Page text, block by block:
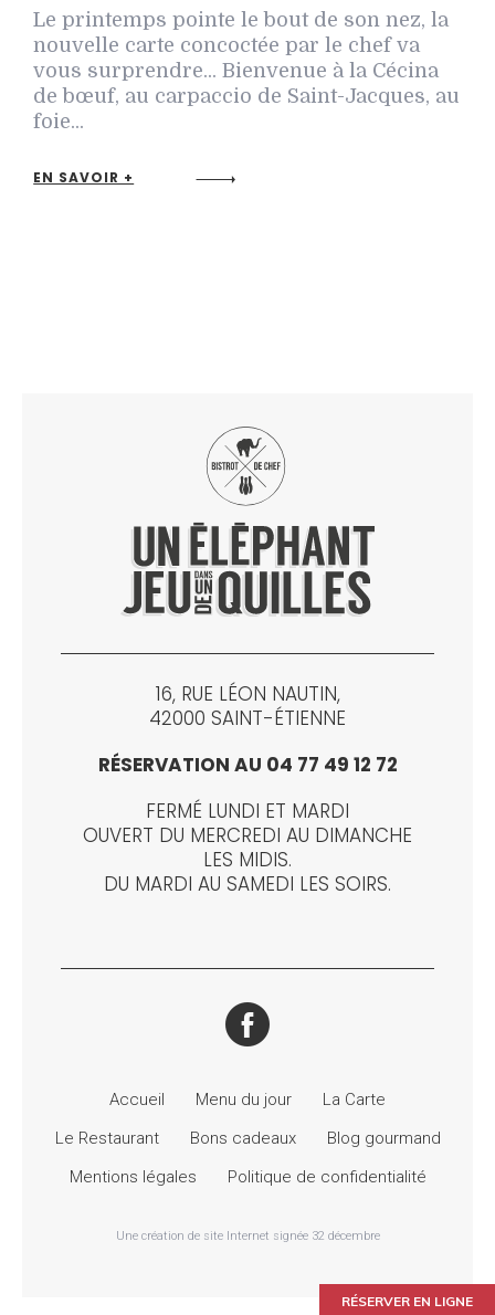
Le printemps pointe le bout de son nez, la
nouvelle carte concoctée par le chef va
vous surprendre... Bienvenue à la Cécina
de bœuf, au carpaccio de Saint-Jacques, au
foie...
EN SAVOIR +
RÉSERVER EN LIGNE
16, RUE LÉON NAUTIN,
42000 SAINT-ÉTIENNE
RÉSERVATION AU 04 77 49 12 72
FERMÉ LUNDI ET MARDI
OUVERT DU MERCREDI AU DIMANCHE
LES MIDIS.
DU MARDI AU SAMEDI LES SOIRS.
Accueil Menu du jour
La Carte
Le Restaurant
Bons cadeaux
Blog gourmand
Mentions légales
Politique de confidentialité
Une création de site Internet signée 32 décembre